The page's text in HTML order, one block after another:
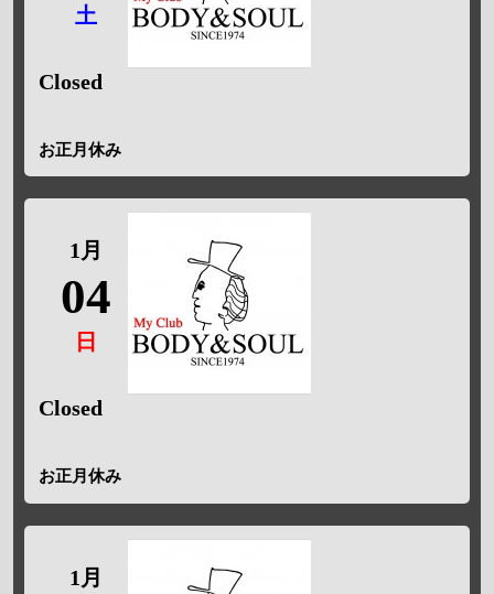
土
Closed
お正月休み
1月
04
日
Closed
お正月休み
1月